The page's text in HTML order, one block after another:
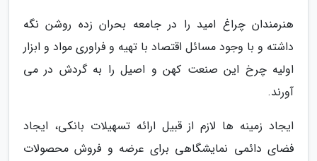
هنرمندان چراغ امید را در جامعه بحران زده روشن نگه
داشته و با وجود مسائل اقتصاد با تهیه و فراوری مواد و ابزار
اولیه چرخ این صنعت کهن و اصیل را به گردش در می
آورند.
ایجاد زمینه ها لازم از قبیل ارائه تسهیلات بانکی، ایجاد
فضای دائمی نمایشگاهی برای عرضه و فروش محصولات